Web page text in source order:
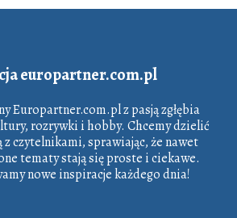
europartner.com.pl
Europartner.com.pl z pasją zgłębia
rozrywki i hobby. Chcemy dzielić
z czytelnikami, sprawiając, że nawet
tematy stają się proste i ciekawe.
nowe inspiracje każdego dnia!